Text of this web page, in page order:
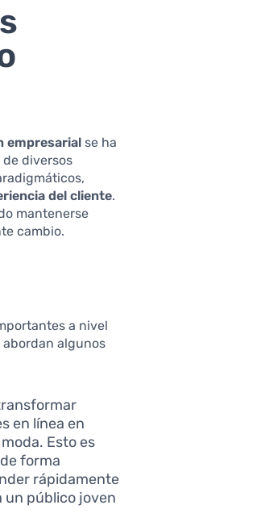
empresarial se ha
diversos
del cliente.
mantenerse
cambio.
a nivel
algunos
en línea en
Esto es
forma
rápidamente
un público joven